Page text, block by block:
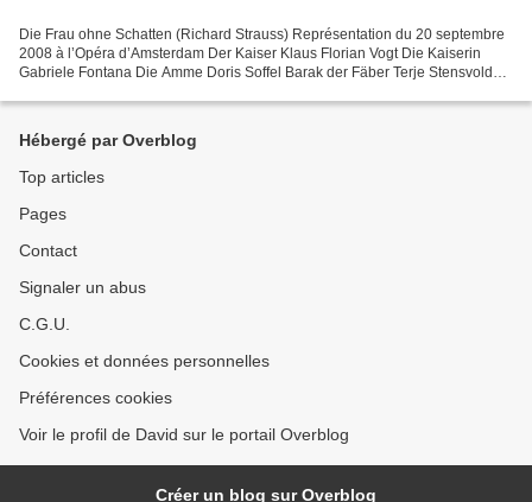
Die Frau ohne Schatten (Richard Strauss) Représentation du 20 septembre
2008 à l’Opéra d’Amsterdam Der Kaiser Klaus Florian Vogt Die Kaiserin
Gabriele Fontana Die Amme Doris Soffel Barak der Fäber Terje Stensvold
Hébergé par Overblog
Top articles
Pages
Contact
Signaler un abus
C.G.U.
Cookies et données personnelles
Préférences cookies
Voir le profil de David sur le portail Overblog
Créer un blog sur Overblog